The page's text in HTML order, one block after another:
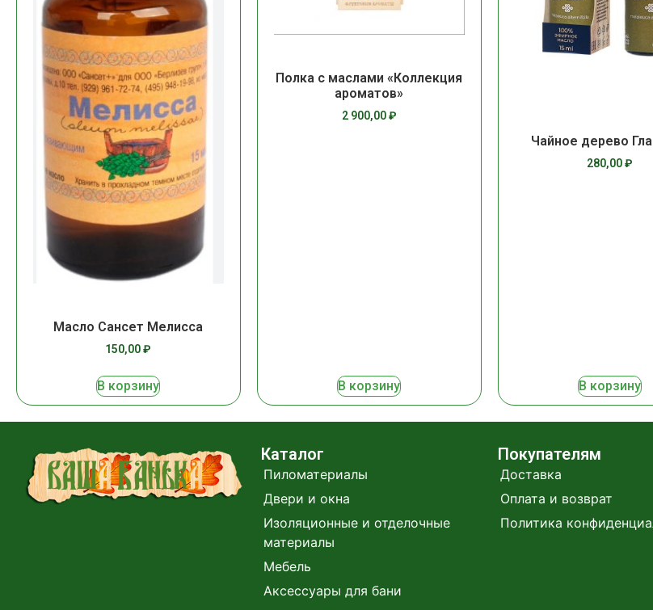
Масло Сансет Мелисса
150,00₽
В корзину
Полка с маслами «Коллекция
ароматов»
2 900,00₽
В корзину
Чайное дерево
280,00₽
В корзину
Каталог
Пиломатериалы
Двери и окна
Изоляционные и отделочные
материалы
Мебель
Аксессуары для бани
Покупателям
Доставка
Оплата и возврат
Политика